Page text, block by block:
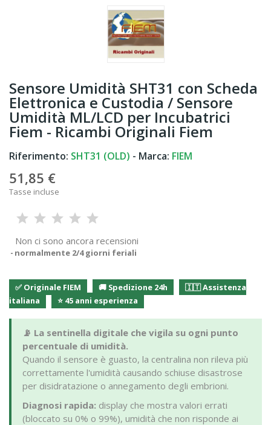
Sensore Umidità SHT31 con Scheda
Elettronica e Custodia / Sensore
Umidità ML/LCD per Incubatrici
Fiem - Ricambi Originali Fiem
Riferimento: SHT31 (OLD) - Marca: FIEM
51,85 €
Tasse incluse
Non ci sono ancora recensioni
normalmente 2/4 giorni feriali
✅ Originale FIEM 🚚 Spedizione 24h
🇮🇹 Assistenza
italiana
⭐ 45 anni esperienza
📡 La sentinella digitale che vigila su ogni punto
percentuale di umidità.
Quando il sensore è guasto, la centralina non rileva più
correttamente l'umidità causando schiuse disastrose
per disidratazione o annegamento degli embrioni.
Diagnosi rapida: display che mostra valori errati
(bloccato su 0% o 99%), umidità che non risponde ai